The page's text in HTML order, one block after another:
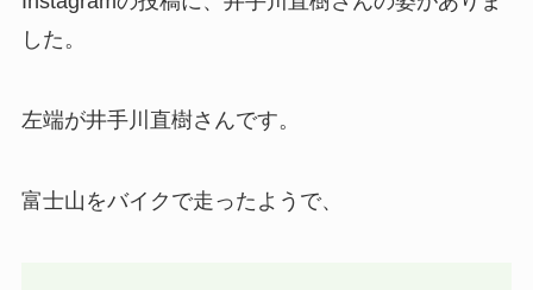
した。
左端が井手川直樹さんです。
富士山をバイクで走ったようで、